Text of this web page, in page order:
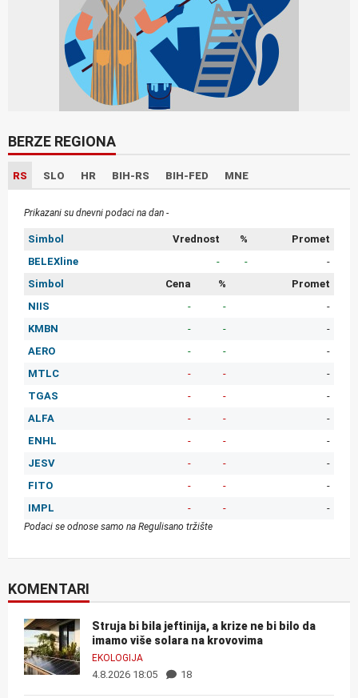
BERZE REGIONA
RS SLO HR BIH-RS BIH-FED MNE
Prikazani su dnevni podaci na dan -
Simbol Vrednost %
Promet
BELEXline
- -
-
Simbol
Cena %
Promet
NIIS
- -
-
KMBN
- -
-
AERO
- -
-
MTLC
- -
-
TGAS
- -
-
ALFA
- -
-
ENHL
- -
-
JESV
- -
-
FITO
- -
-
IMPL
- - -
Podaci se odnose samo na Regulisano tržište
KOMENTARI
Struja bi bila jeftinija, a krize ne bi bilo da
imamo više solara na krovovima
EKOLOGIJA
4.8.2026 18:05 18